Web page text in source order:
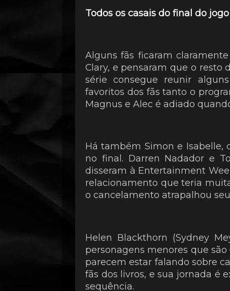
Todos os casais do final do
Alguns fãs ficaram
Clary, e pensaram que o resto
série consegue reunir
favoritos dos fãs tanto o
Magnus e Alec é adiado
Há também Simon e Isabelle,
no final. Darren Nadador e
disseram à Entertainment
relacionamento que teria
o cancelamento atrapalhou
Helen Blackthorn (Sydney
personagens menores que
parecem estar falando sobre
fãs dos livros, e sua jornada é
sequência.